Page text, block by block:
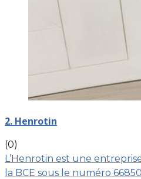
2. Henrotin
(0)
L’Henrotin est une
la BCE sous le numéro